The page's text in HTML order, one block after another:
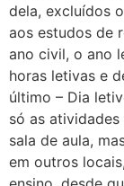
dela, excluídos
aos estudos de
ano civil, o ano
horas letivas e
último – Dia
só as
sala de aula,
em outros